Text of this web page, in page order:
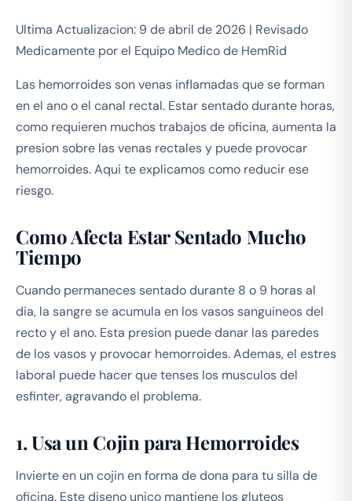
Ultima Actualizacion: 9 de abril de 2026 | Revisado
Medicamente por el Equipo Medico de HemRid
Las hemorroides son venas inflamadas que se forman
en el ano o el canal rectal. Estar sentado durante horas,
como requieren muchos trabajos de oficina, aumenta la
presion sobre las venas rectales y puede provocar
hemorroides. Aqui te explicamos como reducir ese
riesgo.
Como Afecta Estar Sentado Mucho
Tiempo
Cuando permaneces sentado durante 8 o 9 horas al
dia, la sangre se acumula en los vasos sanguineos del
recto y el ano. Esta presion puede danar las paredes
de los vasos y provocar hemorroides. Ademas, el estres
laboral puede hacer que tenses los musculos del
esfinter, agravando el problema.
1. Usa un Cojin para Hemorroides
Invierte en un cojin en forma de dona para tu silla de
oficina. Este diseno unico mantiene los gluteos